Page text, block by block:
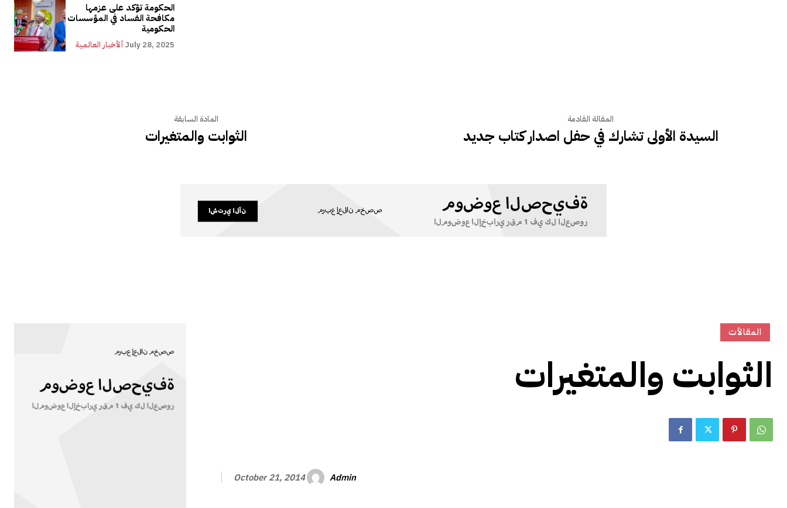
الحكومة تؤكد على عزمها
مكافحة الفساد في المؤسسات
الحكومية
ألأخبار العالمية July 28, 2025
المادة السابقة
الثوابت والمتغيرات
المقالة القادمة
السيدة الأولى تشارك في حفل اصدار كتاب جديد